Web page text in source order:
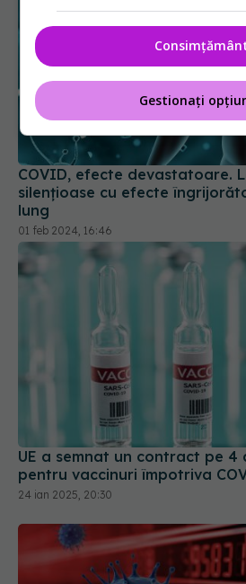
COVID, efecte devastatoare.
silențioase cu efecte
lung
01 feb 2024, 16:46
UE a semnat un contract pe 4
pentru vaccinuri împotriva
24 ian 2025, 20:30
Gestionați